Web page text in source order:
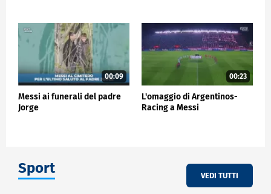
00:09
Messi ai funerali del padre
Jorge
00:23
L'omaggio di Argentinos-
Racing a Messi
Sport VEDI TUTTI